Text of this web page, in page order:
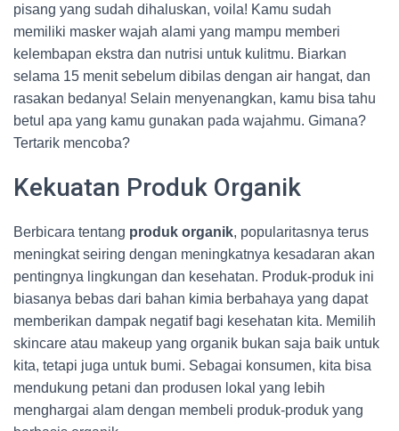
pisang yang sudah dihaluskan, voila! Kamu sudah
memiliki masker wajah alami yang mampu memberi
kelembapan ekstra dan nutrisi untuk kulitmu. Biarkan
selama 15 menit sebelum dibilas dengan air hangat, dan
rasakan bedanya! Selain menyenangkan, kamu bisa tahu
betul apa yang kamu gunakan pada wajahmu. Gimana?
Tertarik mencoba?
Kekuatan Produk Organik
Berbicara tentang produk organik, popularitasnya terus
meningkat seiring dengan meningkatnya kesadaran akan
pentingnya lingkungan dan kesehatan. Produk-produk ini
biasanya bebas dari bahan kimia berbahaya yang dapat
memberikan dampak negatif bagi kesehatan kita. Memilih
skincare atau makeup yang organik bukan saja baik untuk
kita, tetapi juga untuk bumi. Sebagai konsumen, kita bisa
mendukung petani dan produsen lokal yang lebih
menghargai alam dengan membeli produk-produk yang